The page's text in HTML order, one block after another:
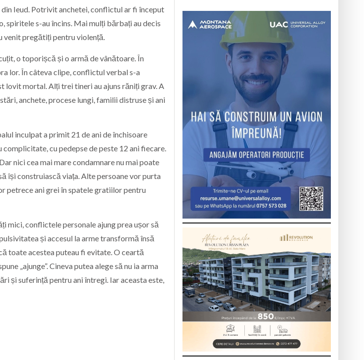
Ieud. Potrivit anchetei, conflictul ar fi început
spiritele s-au încins. Mai mulți bărbați au decis
venit pregătiți pentru violență.
o toporișcă și o armă de vânătoare. În
lor. În câteva clipe, conflictul verbal s-a
lovit mortal. Alți trei tineri au ajuns răniți grav. A
anchete, procese lungi, familii distruse și ani
inculpat a primit 21 de ani de închisoare
cu pedepse de peste 12 ani fiecare.
nici cea mai mare condamnare nu mai poate
își construiască viața. Alte persoane vor purta
petrece ani grei în spatele gratiilor pentru
mici, conflictele personale ajung prea ușor să
și accesul la arme transformă însă
toate acestea puteau fi evitate. O ceartă
„ajunge”. Cineva putea alege să nu ia arma
și suferință pentru ani întregi. Iar aceasta este,